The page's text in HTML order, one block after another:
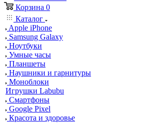
Корзина 0
Каталог
Apple iPhone
Samsung Galaxy
Ноутбуки
Умные часы
Планшеты
Наушники и гарнитуры
Моноблоки
Игрушки Labubu
Смартфоны
Google Pixel
Красота и здоровье